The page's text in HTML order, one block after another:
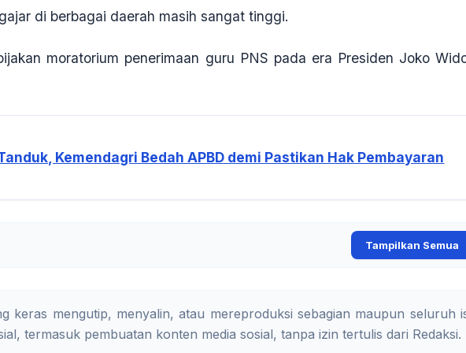
di berbagai daerah masih sangat tinggi.
moratorium penerimaan guru PNS pada era Presiden Joko
Kemendagri Bedah APBD demi Pastikan Hak Pembayaran
Tampilkan Semua
keras mengutip, menyalin, atau mereproduksi sebagian maupun seluruh
termasuk pembuatan konten media sosial, tanpa izin tertulis dari Redaksi.